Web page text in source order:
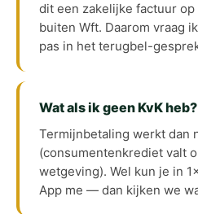
dit een zakelijke factuur
buiten Wft. Daarom vraag
pas in het terugbel-
Wat als ik geen KvK heb?
Termijnbetaling werkt dan
(consumentenkrediet valt
wetgeving). Wel kun je in
App me — dan kijken we